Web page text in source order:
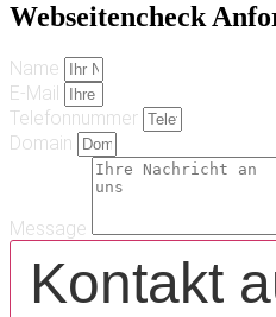
Webseitencheck
Name
E-Mail
Telefonnummer
Domain
Message
Kontakt